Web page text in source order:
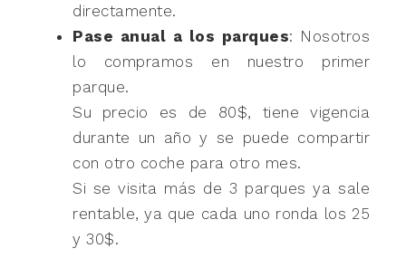
directamente.
Pase anual a los parques: Nosotros
lo compramos en nuestro primer
parque.
Su precio es de 80$, tiene vigencia
durante un año y se puede compartir
con otro coche para otro mes.
Si se visita más de 3 parques ya sale
rentable, ya que cada uno ronda los 25
y 30$.